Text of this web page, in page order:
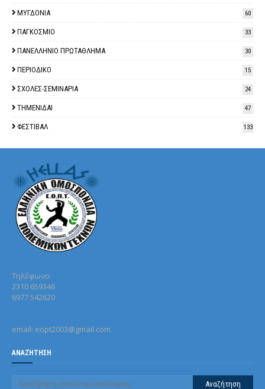
ΜΥΓΔΟΝΙΑ 60
ΠΑΓΚΟΣΜΙΟ 33
ΠΑΝΕΛΛΗΝΙΟ ΠΡΩΤΑΘΛΗΜΑ 30
ΠΕΡΙΟΔΙΚΟ 15
ΣΧΟΛΕΣ-ΣΕΜΙΝΑΡΙΑ 24
ΤΗΜΕΝΙΔΑΙ 47
ΦΕΣΤΙΒΑΛ 133
Τηλέφωνo:
2310 659346
6977 542620
email: eopt2003@gmail.com
ΑΝΑΖΉΤΗΣΗ